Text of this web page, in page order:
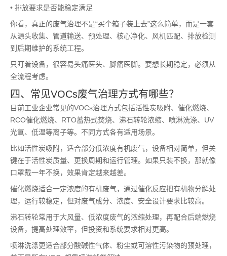
• 排放要求是否能稳定满足
你看，真正的废气治理不是“买个箱子装上去”这么简单，而是一套
从源头收集、管道输送、预处理、核心净化、风机匹配、排放检测
到后期维护的系统工程。
只盯着设备，很容易头痛医头、脚痛医脚。要想长期稳定，必须从
全流程考虑。
四、常见VOCs废气治理方式有哪些？
目前工业企业常见的VOCs治理方式包括活性炭吸附、催化燃烧、
RCO催化燃烧、RTO蓄热式焚烧、沸石转轮浓缩、喷淋洗涤、UV
光氧、低温等离子等。不同方式各有适用场景。
比如活性炭吸附，适合部分低浓度有机废气，设备相对简单，但关
键在于活性炭质量、更换周期和运行管理。如果只装不换，那就像
口罩戴一年不换，效果肯定越来越差。
催化燃烧适合一定浓度的有机废气，通过催化反应把有机物分解处
理，运行较稳定，但对废气成分、浓度、安全设计要求比较高。
沸石转轮常用于大风量、低浓度废气的浓缩处理，再配合后端燃烧
设备，提高处理效率，但投资和系统要求相对更高。
喷淋洗涤更适合部分酸碱性气体、粉尘或可溶性污染物的预处理，